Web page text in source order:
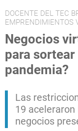
DOCENTE DEL TEC
EMPRENDIMIENTOS
Negocios
para
pandemia?
Las
19
negocios